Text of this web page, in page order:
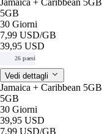
5GB
30 Giorni
7,99 USD/GB
39,95 USD
26 paesi
Vedi dettagli
Jamaica + Caribbean 5GB
5GB
30 Giorni
39,95 USD
7,99 USD/GB